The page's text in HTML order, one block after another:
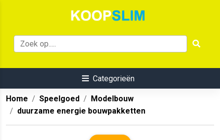
Categorieën
Home Speelgoed
Modelbouw
duurzame energie bouwpakketten